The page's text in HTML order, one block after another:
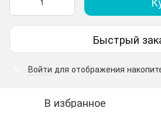
Быстрый
Войти для отображения
В избранное